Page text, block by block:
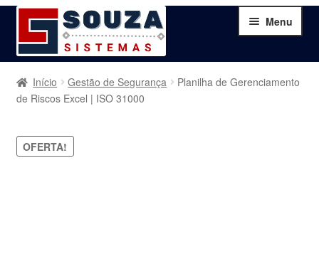
Pular
para
navegação
Pular
para
o
conteúdo
Menu
Home
Serviços
Início Gestão de Segurança
Planilha de Gerenciamento
de Riscos Excel | ISO 31000
OFERTA!